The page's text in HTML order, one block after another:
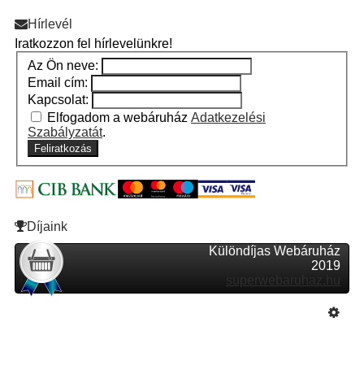
Hírlevél
Iratkozzon fel hírlevelünkre!
Az Ön neve:
Email cím:
Kapcsolat:
Elfogadom a webáruház Adatkezelési
Szabályzatát.
Feliratkozás
Díjaink
Különdíjas Webáruház
2019